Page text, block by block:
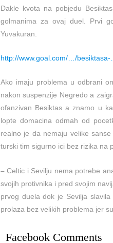
Dakle kvota na pobjedu
golmanima za ovaj duel. Prvi
Yuvakuran.
http://www.goal.com/…/
Ako imaju problema u odbrani
nakon suspenzije Negredo a
ofanzivan Besiktas a znamo u
lopte domacina odmah od
realno je da nemaju velike
turski tim sigurno ici bez rizika na
– Celtic i Sevilju nema potrebe
svojih protivnika i pred svojim
prvog duela dok je Sevilja
prolaza bez velikih problema jer
Facebook Comments